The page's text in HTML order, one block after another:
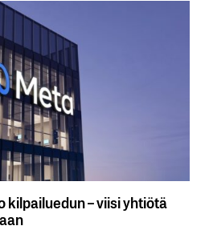
– viisi yhtiötä